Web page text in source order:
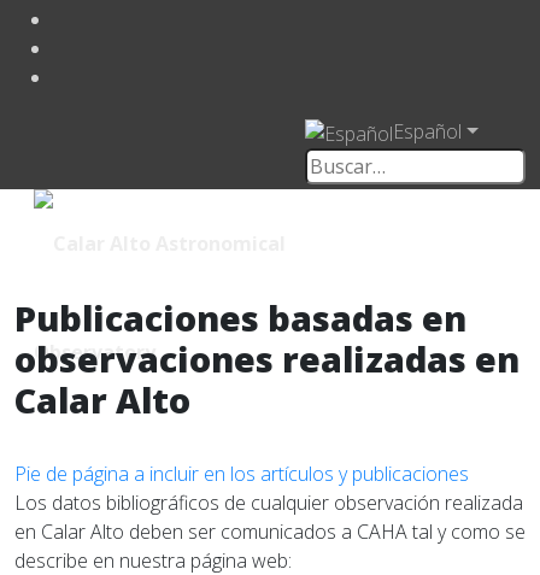
Español
Publicaciones basadas en
observaciones realizadas en
Calar Alto
Pie de página a incluir en los artículos y publicaciones
Los datos bibliográficos de cualquier observación realizada
en Calar Alto deben ser comunicados a CAHA tal y como se
describe en nuestra página web: